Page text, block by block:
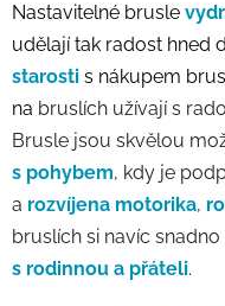
Nastavitelné brusle
udělají tak radost hned
starosti s nákupem
na bruslích užívají s
Brusle jsou skvělou
s pohybem, kdy je
a rozvíjena motorika,
bruslích si navíc
s rodinnou a přáteli.